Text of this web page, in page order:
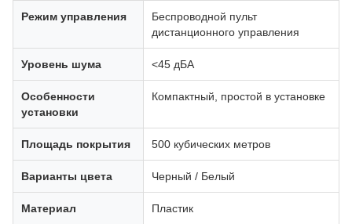
Режим управления
Беспроводной пульт
дистанционного управления
Уровень шума <45 дБА
Особенности
установки
Компактный, простой в установке
Площадь покрытия 500 кубических метров
Варианты цвета Черный / Белый
Материал Пластик